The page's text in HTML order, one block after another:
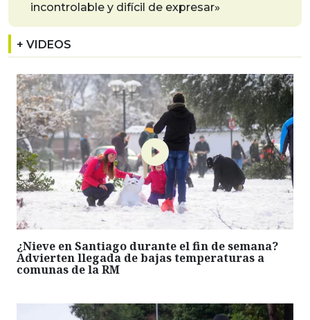
incontrolable y difícil de expresar»
+ VIDEOS
¿Nieve en Santiago durante el fin de semana?
Advierten llegada de bajas temperaturas a
comunas de la RM